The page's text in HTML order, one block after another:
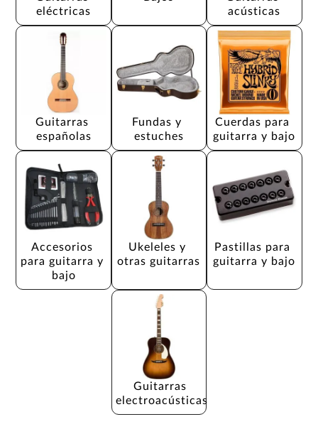
eléctricas
acústicas
Guitarras
españolas
Fundas y
estuches
Cuerdas para
guitarra y bajo
Accesorios
para guitarra y
bajo
Ukeleles y
otras guitarras
Pastillas para
guitarra y bajo
Guitarras
electroacústicas